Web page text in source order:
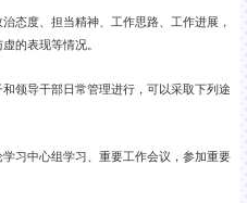
度、担当精神、工作思路、工作进展，
的表现等情况。
导干部日常管理进行，可以采取下列途
中心组学习、重要工作会议，参加重要